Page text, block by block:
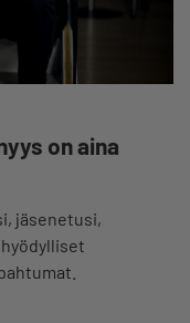
on aina
jäsenetusi,